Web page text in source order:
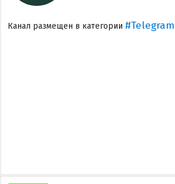
Канал размещен в категории #Telegram